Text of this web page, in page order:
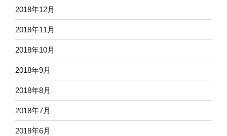
2018年12月
2018年11月
2018年10月
2018年9月
2018年8月
2018年7月
2018年6月